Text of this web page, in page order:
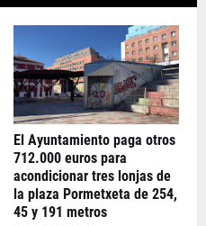
El Ayuntamiento paga otros
712.000 euros para
acondicionar tres lonjas de
la plaza Pormetxeta de 254,
45 y 191 metros